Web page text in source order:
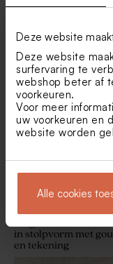
Deze website
Deze website
surfervaring te
webshop beter af
voorkeuren.
Voor meer
uw voorkeuren en
website worden
Alle cookies
Winters
met besneeuwde
dennenbomen
Winterse servetring
Winterse
besneeuwde
Nieuw
in stolpvorm met
en tekening